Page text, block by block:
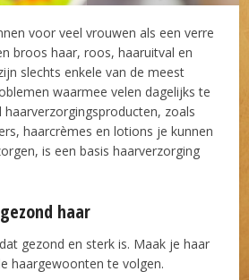
voor veel vrouwen als een verre
broos haar, roos, haaruitval en
slechts enkele van de meest
waarmee velen dagelijks te
zoals
haarcrèmes en lotions je kunnen
is een basis haarverzorging
haar
gezond en sterk is. Maak je haar
haargewoonten te volgen.